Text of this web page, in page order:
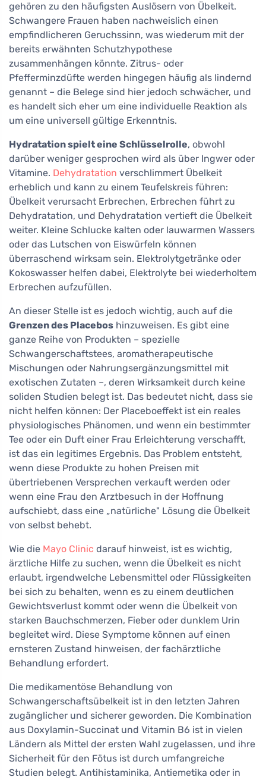
gehören zu den häufigsten Auslösern von Übelkeit.
Schwangere Frauen haben nachweislich einen
empfindlicheren Geruchssinn, was wiederum mit der
bereits erwähnten Schutzhypothese
zusammenhängen könnte. Zitrus- oder
Pfefferminzdüfte werden hingegen häufig als lindernd
genannt – die Belege sind hier jedoch schwächer, und
es handelt sich eher um eine individuelle Reaktion als
um eine universell gültige Erkenntnis.
Hydratation spielt eine Schlüsselrolle, obwohl
darüber weniger gesprochen wird als über Ingwer oder
Vitamine. Dehydratation verschlimmert Übelkeit
erheblich und kann zu einem Teufelskreis führen:
Übelkeit verursacht Erbrechen, Erbrechen führt zu
Dehydratation, und Dehydratation vertieft die Übelkeit
weiter. Kleine Schlucke kalten oder lauwarmen Wassers
oder das Lutschen von Eiswürfeln können
überraschend wirksam sein. Elektrolytgetränke oder
Kokoswasser helfen dabei, Elektrolyte bei wiederholtem
Erbrechen aufzufüllen.
An dieser Stelle ist es jedoch wichtig, auch auf die
Grenzen des Placebos hinzuweisen. Es gibt eine
ganze Reihe von Produkten – spezielle
Schwangerschaftstees, aromatherapeutische
Mischungen oder Nahrungsergänzungsmittel mit
exotischen Zutaten –, deren Wirksamkeit durch keine
soliden Studien belegt ist. Das bedeutet nicht, dass sie
nicht helfen können: Der Placeboeffekt ist ein reales
physiologisches Phänomen, und wenn ein bestimmter
Tee oder ein Duft einer Frau Erleichterung verschafft,
ist das ein legitimes Ergebnis. Das Problem entsteht,
wenn diese Produkte zu hohen Preisen mit
übertriebenen Versprechen verkauft werden oder
wenn eine Frau den Arztbesuch in der Hoffnung
aufschiebt, dass eine „natürliche" Lösung die Übelkeit
von selbst behebt.
Wie die Mayo Clinic darauf hinweist, ist es wichtig,
ärztliche Hilfe zu suchen, wenn die Übelkeit es nicht
erlaubt, irgendwelche Lebensmittel oder Flüssigkeiten
bei sich zu behalten, wenn es zu einem deutlichen
Gewichtsverlust kommt oder wenn die Übelkeit von
starken Bauchschmerzen, Fieber oder dunklem Urin
begleitet wird. Diese Symptome können auf einen
ernsteren Zustand hinweisen, der fachärztliche
Behandlung erfordert.
Die medikamentöse Behandlung von
Schwangerschaftsübelkeit ist in den letzten Jahren
zugänglicher und sicherer geworden. Die Kombination
aus Doxylamin-Succinat und Vitamin B6 ist in vielen
Ländern als Mittel der ersten Wahl zugelassen, und ihre
Sicherheit für den Fötus ist durch umfangreiche
Studien belegt. Antihistaminika, Antiemetika oder in